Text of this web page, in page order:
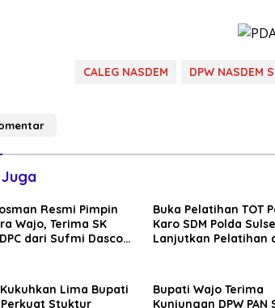
CALEG NASDEM DPW NASDEM
Resmi Pimpin
Wajo, Terima SK
dari Sufmi Dasco
Buka Pelatihan TOT
Karo SDM Polda
Lanjutkan Pelatihan
Lima Bupati
Perkuat Stuktur
Bupati Wajo Terima
Kunjungan DPW PAN